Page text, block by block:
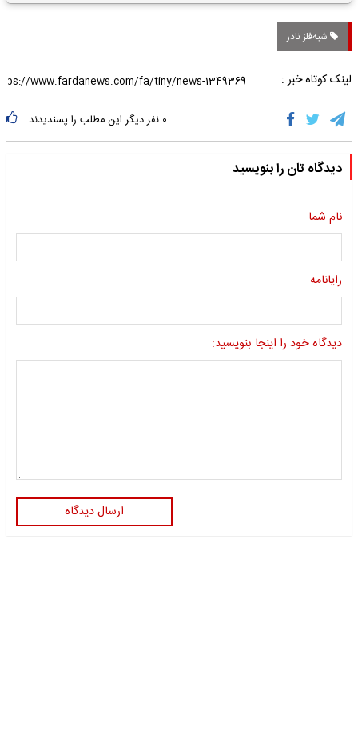
شبه‌فلز نادر
لینک کوتاه خبر :
۰ نفر دیگر این مطلب را پسندیدند
دیدگاه تان را بنویسید
نام شما
رایانامه
دیدگاه خود را اینجا بنویسید:
ارسال دیدگاه